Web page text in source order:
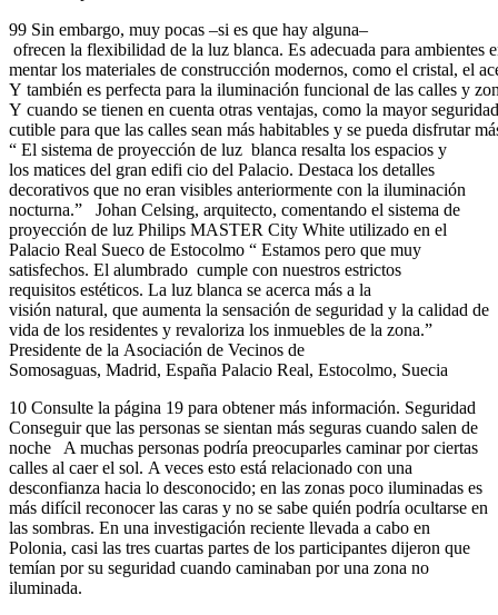
99 Sin embargo, muy pocas –si es que hay alguna–
ofrecen la flexibilidad de la luz blanca. Es adecuada para
mentar los materiales de construcción modernos, como el cristal, el
Y también es perfecta para la iluminación funcional de las calles y
Y cuando se tienen en cuenta otras ventajas, como la mayor
cutible para que las calles sean más habitables y se pueda disfrutar
“ El sistema de proyección de luz blanca resalta los espacios y
los matices del gran edifi cio del Palacio. Destaca los detalles
decorativos que no eran visibles anteriormente con la iluminación
nocturna.” Johan Celsing, arquitecto, comentando el sistema de
proyección de luz Philips MASTER City White utilizado en el
Palacio Real Sueco de Estocolmo “ Estamos pero que muy
satisfechos. El alumbrado cumple con nuestros estrictos
requisitos estéticos. La luz blanca se acerca más a la
visión natural, que aumenta la sensación de seguridad y la calidad de
vida de los residentes y revaloriza los inmuebles de la zona.”
Presidente de la Asociación de Vecinos de
Somosaguas, Madrid, España Palacio Real, Estocolmo, Suecia
10 Consulte la página 19 para obtener más información. Seguridad
Conseguir que las personas se sientan más seguras cuando salen de
noche A muchas personas podría preocuparles caminar por ciertas
calles al caer el sol. A veces esto está relacionado con una
desconfianza hacia lo desconocido; en las zonas poco iluminadas es
más difícil reconocer las caras y no se sabe quién podría ocultarse en
las sombras. En una investigación reciente llevada a cabo en
Polonia, casi las tres cuartas partes de los participantes dijeron que
temían por su seguridad cuando caminaban por una zona no
iluminada.